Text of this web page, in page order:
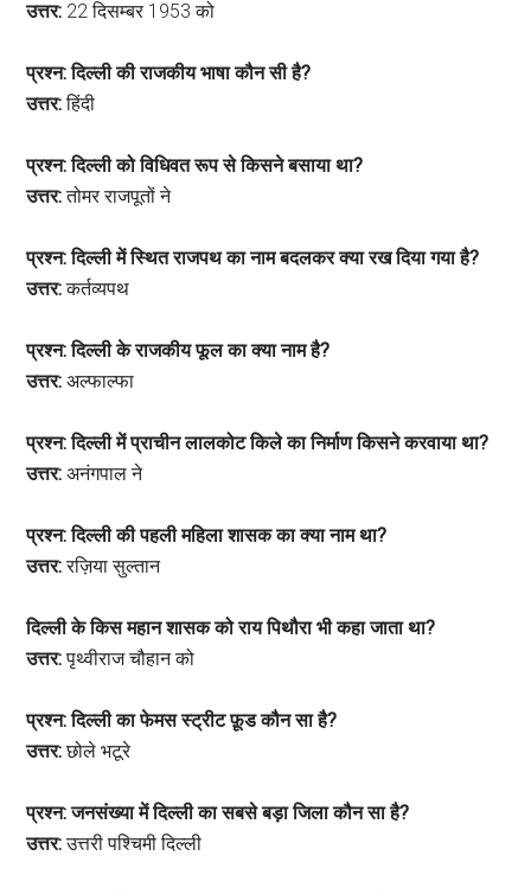
उत्तर: 22 दिसम्बर 1953 को
प्रश्न: दिल्ली की राजकीय भाषा कौन सी है?
उत्तर:हिंदी
प्रश्न: दिल्ली को विधिवत रूप से किसने बसाया था?
उत्तर:तोमर राजपूतों ने
प्रश्न: दिल्ली में स्थित राजपथ का नाम बदलकर क्या रख दिया गया है?
उत्तर:कर्तव्यपथ
प्रश्न: दिल्ली के राजकीय फूल का क्या नाम है?
उत्तर: अल्फाल्फा
प्रश्न: दिल्ली में प्राचीन लालकोट किले का निर्माण किसने करवाया था?
उत्तर: अनंगपाल ने
प्रश्न: दिल्ली की पहली महिला शासक का क्या नाम था?
उत्तर:रज़िया सुल्तान
दिल्ली के किस महान शासक को राय पिथौरा भी कहा जाता था?
उत्तर:पृथ्वीराज चौहान को
प्रश्न: दिल्ली का फेमस स्ट्रीट फ़ूड कौन सा है?
उत्तर:छोले भटूरे
प्रश्न: जनसंख्या में दिल्ली का सबसे बड़ा जिला कौन सा है?
उत्तर:उत्तरी पश्चिमी दिल्ली